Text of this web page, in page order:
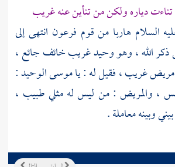
دياره ولكن من تنأين عنه غريب
السلام هاربا من قوم فرعون انتهى إلى
ذكر الله ، وهو وحيد غريب خائف جائع ،
غريب ، فقيل له : ياموسىالوحيد :
، والمريض : من ليس له مثلي طبيب ،
وبينه معاملة .